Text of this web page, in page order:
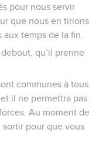
pour nous servir
que nous en tirions
temps de la fin.
qu’il prenne
communes à tous
il ne permettra pas
Au moment de
sortir pour que vous